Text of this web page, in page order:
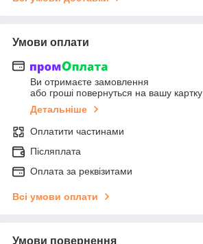
Умови оплати
Ви отримаєте замовлення
або гроші повернуться на вашу картку
Детальніше
Оплатити частинами
Післяплата
Оплата за реквізитами
Всі умови оплати
Умови повернення